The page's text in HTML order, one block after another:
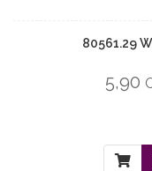
80561.29
5,90